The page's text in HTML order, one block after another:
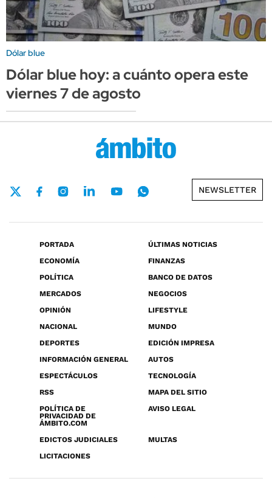
Dólar blue
Dólar blue hoy: a cuánto opera este
viernes 7 de agosto
NEWSLETTER
PORTADA
ÚLTIMAS NOTICIAS
ECONOMÍA
FINANZAS
POLÍTICA
BANCO DE DATOS
MERCADOS
NEGOCIOS
OPINIÓN
LIFESTYLE
NACIONAL
MUNDO
DEPORTES
EDICIÓN IMPRESA
INFORMACIÓN GENERAL
AUTOS
ESPECTÁCULOS
TECNOLOGÍA
RSS
MAPA DEL SITIO
POLÍTICA DE
PRIVACIDAD DE
ÁMBITO.COM
AVISO LEGAL
EDICTOS JUDICIALES
MULTAS
LICITACIONES